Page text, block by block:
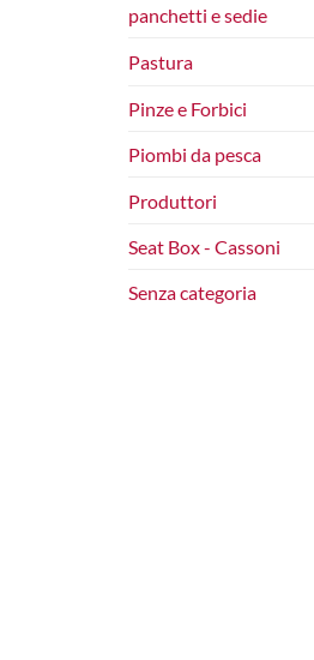
panchetti e sedie
Pastura
Pinze e Forbici
Piombi da pesca
Produttori
Seat Box - Cassoni
Senza categoria